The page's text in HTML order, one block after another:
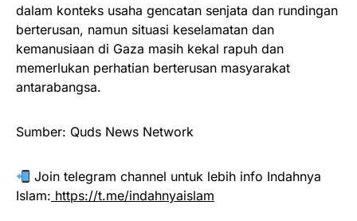
dalam konteks usaha gencatan senjata dan rundingan
berterusan, namun situasi keselamatan dan
kemanusiaan di Gaza masih kekal rapuh dan
memerlukan perhatian berterusan masyarakat
antarabangsa.
Sumber: Quds News Network
Join telegram channel untuk lebih info Indahnya
Islam: https://t.me/indahnyaislam